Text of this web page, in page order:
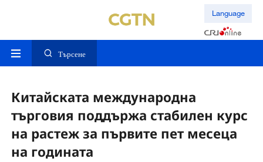
Language
Търсене
Китайската международна
търговия поддържа стабилен курс
на растеж за първите пет месеца
на годината